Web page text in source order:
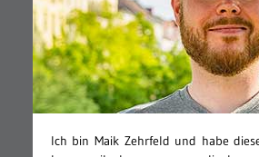
Ich bin Maik Zehrfeld und habe